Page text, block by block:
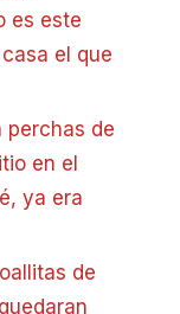
es este
el que
perchas de
en el
ya era
de